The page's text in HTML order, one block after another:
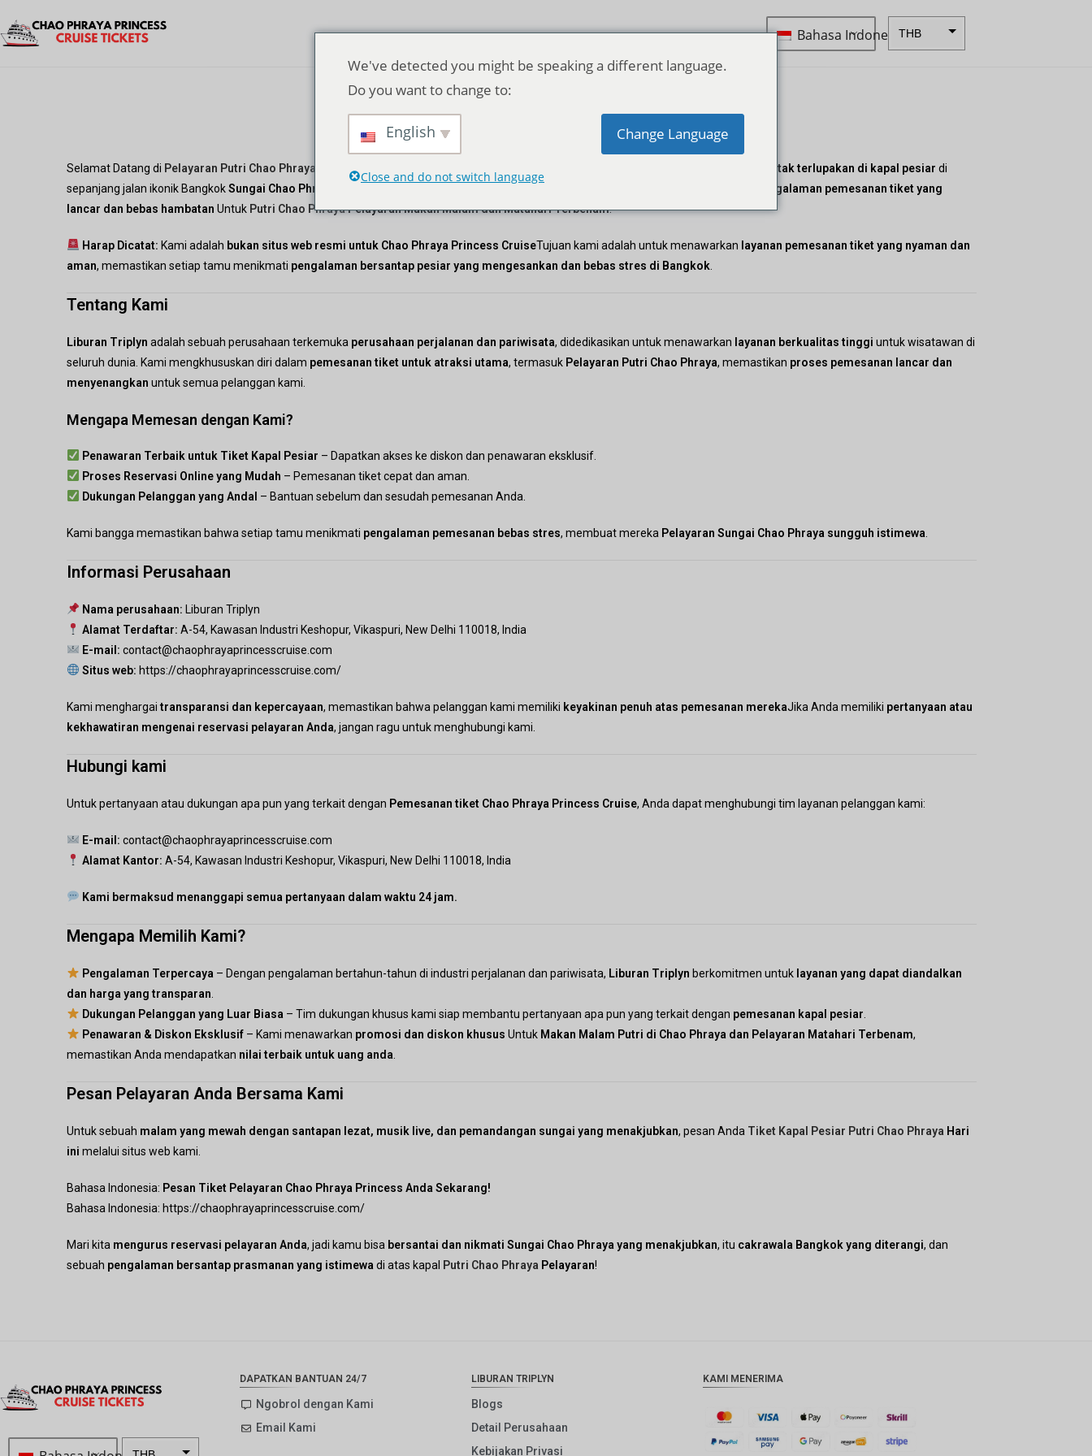
Bahasa IndonesiaTHB
MYR
Detail Perusahaan
Selamat Datang di Pelayaran Putri Chao Phraya , mitra pemesanan tiket terpercaya Anda untuk pengalaman makan malam mewah yang tak terlupakan di kapal pesiar di
sepanjang jalan ikonik BangkokSungai Chao Phraya
pengalaman pemesanan tiket yang
lancar dan bebas hambatan Untuk Putri Chao PhrayaPelayaran Makan Malam dan Matahari Terbenam.
Harap Dicatat: Kami adalah bukan situs web resmi untuk Chao Phraya Princess CruiseTujuan kami adalah untuk menawarkan layanan pemesanan tiket yang nyaman dan
aman, memastikan setiap tamu menikmati pengalaman bersantap pesiar yang mengesankan dan bebas stres di Bangkok
Tentang Kami
Liburan Triplyn adalah sebuah perusahaan terkemuka perusahaan perjalanan dan pariwisata, didedikasikan untuk menawarkan layanan berkualitas tinggi untuk wisatawan di
seluruh dunia. Kami mengkhususkan diri dalam pemesanan tiket untuk atraksi utama, termasuk Pelayaran Putri Chao Phraya, memastikan proses pemesanan lancar dan
menyenangkan untuk semua pelanggan kami.
Mengapa Memesan dengan Kami?
Penawaran Terbaik untuk Tiket Kapal Pesiar – Dapatkan akses ke diskon dan penawaran eksklusif.
Proses Reservasi Online yang Mudah – Pemesanan tiket cepat dan aman.
Dukungan Pelanggan yang Andal – Bantuan sebelum dan sesudah pemesanan Anda.
Kami bangga memastikan bahwa setiap tamu menikmati pengalaman pemesanan bebas stres, membuat mereka Pelayaran Sungai Chao Phraya sungguh istimewa
Informasi Perusahaan
Nama perusahaan: Liburan Triplyn
Alamat Terdaftar: A-54, Kawasan Industri Keshopur, Vikaspuri, New Delhi 110018, India
E-mail: contact@chaophrayaprincesscruise.com
Situs web: https://chaophrayaprincesscruise.com/
Kami menghargaitransparansi dan kepercayaan, memastikan bahwa pelanggan kami memiliki keyakinan penuh atas pemesanan merekaJika Anda memiliki pertanyaan atau
kekhawatiran mengenai reservasi pelayaran Anda, jangan ragu untuk menghubungi kami.
Hubungi kami
Untuk pertanyaan atau dukungan apa pun yang terkait dengan Pemesanan tiket Chao Phraya Princess Cruise, Anda dapat menghubungi tim layanan pelanggan kami:
E-mail: contact@chaophrayaprincesscruise.com
Alamat Kantor: A-54, Kawasan Industri Keshopur, Vikaspuri, New Delhi 110018, India
Kami bermaksud menanggapi semua pertanyaan dalam waktu 24 jam.
Mengapa Memilih Kami?
Pengalaman Terpercaya – Dengan pengalaman bertahun-tahun di industri perjalanan dan pariwisata, Liburan Triplyn berkomitmen untuk layanan yang dapat diandalkan
dan harga yang transparan
Dukungan Pelanggan yang Luar Biasa – Tim dukungan khusus kami siap membantu pertanyaan apa pun yang terkait dengan pemesanan kapal pesiar
Penawaran & Diskon Eksklusif– Kami menawarkan promosi dan diskon khusus Untuk Makan Malam Putri di Chao Phraya dan Pelayaran Matahari Terbenam,
memastikan Anda mendapatkan nilai terbaik untuk uang anda
Pesan Pelayaran Anda Bersama Kami
Untuk sebuah malam yang mewah dengan santapan lezat, musik live, dan pemandangan sungai yang menakjubkan, pesan Anda Tiket Kapal Pesiar Putri Chao Phraya Hari
ini melalui situs web kami.
Bahasa Indonesia: Pesan Tiket Pelayaran Chao Phraya Princess Anda Sekarang!
Bahasa Indonesia: https://chaophrayaprincesscruise.com/
Mari kita mengurus reservasi pelayaran Anda, jadi kamu bisa bersantai dan nikmati Sungai Chao Phraya yang menakjubkan, itu cakrawala Bangkok yang diterangi, dan
sebuah pengalaman bersantap prasmanan yang istimewa di atas kapal Putri Chao Phraya Pelayaran!
DAPATKAN BANTUAN 24/7
Ngobrol dengan Kami
Email Kami
LIBURAN TRIPLYN
Blogs
Detail Perusahaan
Kebijakan Privasi
KAMI MENERIMA
We've detected you might be speaking a different language.
Do you want to change to:
English Change Language
Close and do not switch language